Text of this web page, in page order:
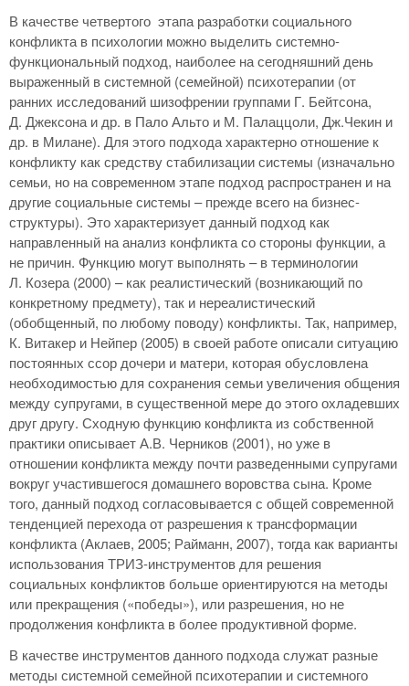
В качестве четвертого этапа разработки социального
конфликта в психологии можно выделить системно-
функциональный подход, наиболее на сегодняшний день
выраженный в системной (семейной) психотерапии (от
ранних исследований шизофрении группами Г. Бейтсона,
Д. Джексона и др. в Пало Альто и М. Палаццоли, Дж.Чекин и
др. в Милане). Для этого подхода характерно отношение к
конфликту как средству стабилизации системы (изначально
семьи, но на современном этапе подход распространен и на
другие социальные системы – прежде всего на бизнес-
структуры). Это характеризует данный подход как
направленный на анализ конфликта со стороны функции, а
не причин. Функцию могут выполнять – в терминологии
Л. Козера (2000) – как реалистический (возникающий по
конкретному предмету), так и нереалистический
(обобщенный, по любому поводу) конфликты. Так, например,
К. Витакер и Нейпер (2005) в своей работе описали ситуацию
постоянных ссор дочери и матери, которая обусловлена
необходимостью для сохранения семьи увеличения общения
между супругами, в существенной мере до этого охладевших
друг другу. Сходную функцию конфликта из собственной
практики описывает А.В. Черников (2001), но уже в
отношении конфликта между почти разведенными супругами
вокруг участившегося домашнего воровства сына. Кроме
того, данный подход согласовывается с общей современной
тенденцией перехода от разрешения к трансформации
конфликта (Аклаев, 2005; Райманн, 2007), тогда как варианты
использования ТРИЗ-инструментов для решения
социальных конфликтов больше ориентируются на методы
или прекращения («победы»), или разрешения, но не
продолжения конфликта в более продуктивной форме.
В качестве инструментов данного подхода служат разные
методы системной семейной психотерапии и системного